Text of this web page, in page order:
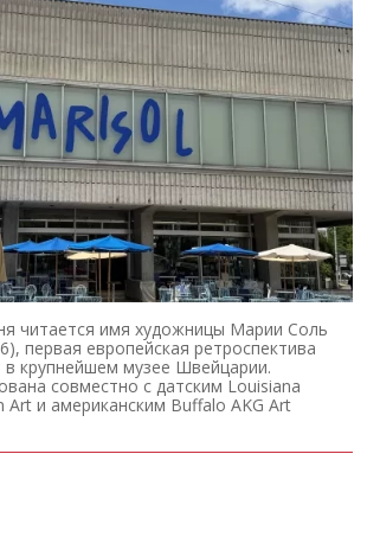
читается имя художницы Марии Соль
первая европейская ретроспектива
крупнейшем музее Швейцарии.
совместно с датским Louisiana
и американским Buffalo AKG Art